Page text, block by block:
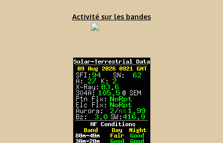
Activité sur les bandes